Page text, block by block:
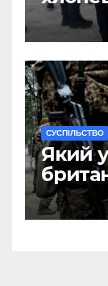
Євро
CУСПІЛЬСТВО
Який